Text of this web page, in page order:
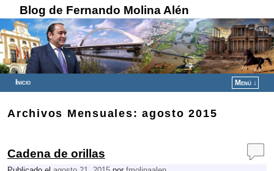
Blog de Fernando Molina Alén
Inicio
Menú ↓
Archivos Mensuales:agosto 2015
Cadena de orillas